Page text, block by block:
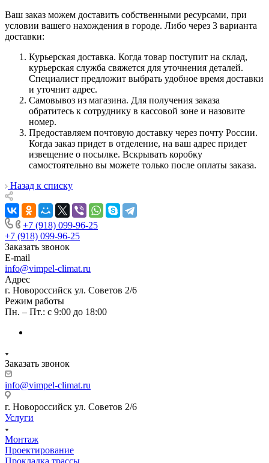
Ваш заказ можем доставить собственными ресурсами, при
условии вашего нахождения в городе. Либо через 3 варианта
доставки:
Курьерская доставка. Когда товар поступит на склад,
курьерская служба свяжется для уточнения деталей.
Специалист предложит выбрать удобное время доставки
и уточнит адрес.
Самовывоз из магазина. Для получения заказа
обратитесь к сотруднику в кассовой зоне и назовите
номер.
Предоставляем почтовую доставку через почту России.
Когда заказ придет в отделение, на ваш адрес придет
извещение о посылке. Вскрывать коробку
самостоятельно вы можете только после оплаты заказа.
Назад к списку
+7 (918) 099-96-25
+7 (918) 099-96-25
Заказать звонок
E-mail
info@vimpel-climat.ru
Адрес
г. Новороссийск ул. Советов 2/6
Режим работы
Пн. – Пт.: с 9:00 до 18:00
Заказать звонок
info@vimpel-climat.ru
г. Новороссийск ул. Советов 2/6
Услуги
Монтаж
Проектирование
Прокладка трассы